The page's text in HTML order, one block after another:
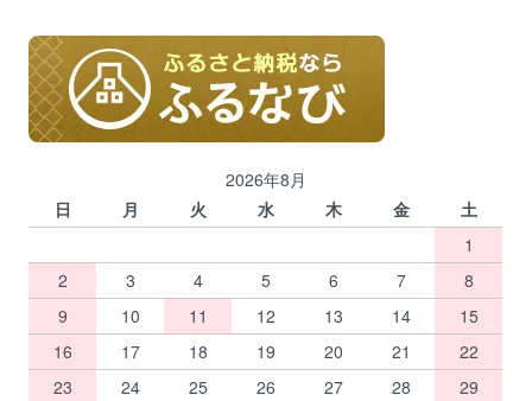
2026年8月
日
月 火 水 木 金
土
1
2
3 4 5 6 7
8
9
10 11 12 13 14
15
16
17 18 19 20 21
22
23
24 25 26 27 28
29